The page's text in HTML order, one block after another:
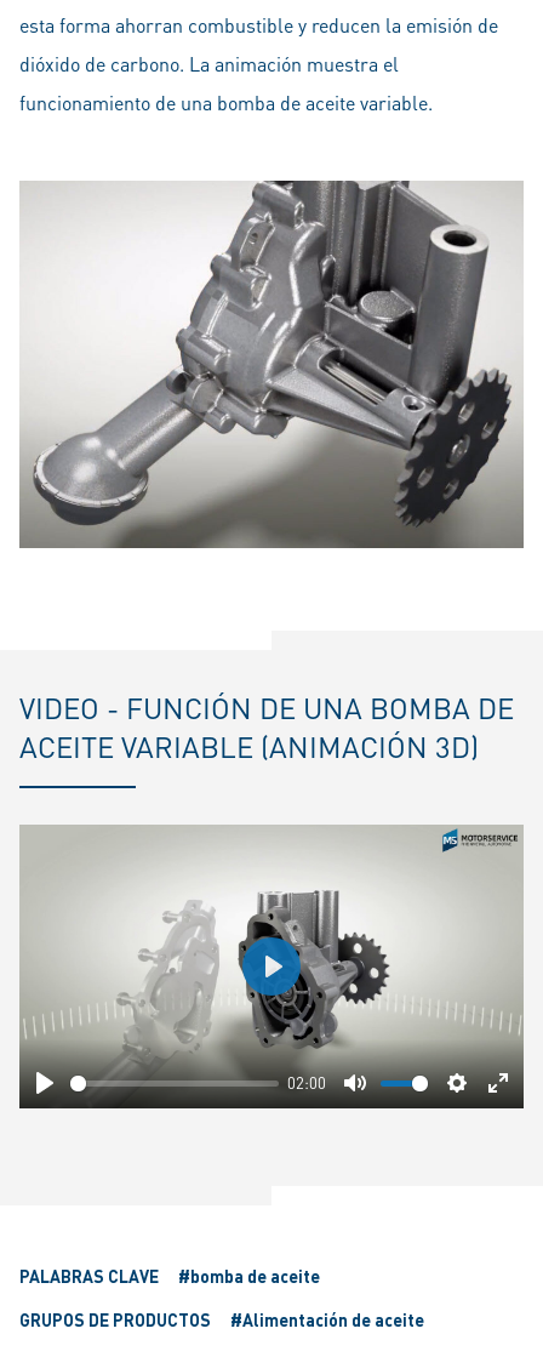
esta forma ahorran combustible y reducen la emisión de
dióxido de carbono. La animación muestra el
funcionamiento de una bomba de aceite variable.
VIDEO - FUNCIÓN DE UNA BOMBA DE
ACEITE VARIABLE (ANIMACIÓN 3D)
Play
02:00
Mute Settings
Play
PALABRAS CLAVE
#bomba de aceite
GRUPOS DE PRODUCTOS
#Alimentación de aceite